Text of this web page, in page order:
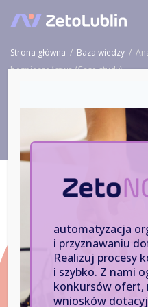
Strona główna / Baza wiedzy /
bezpieczeństwa (Case study)
Baza wiedzy
Analiza
(Case study)
27.01.2026
Analiza ryzyka bez
automatyzacja
i przyznawaniu
Realizuj procesy
i szybko. Z nami
konkursów ofert,
wniosków